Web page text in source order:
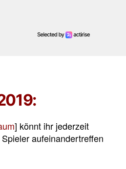
] könnt ihr jederzeit
aufeinandertreffen